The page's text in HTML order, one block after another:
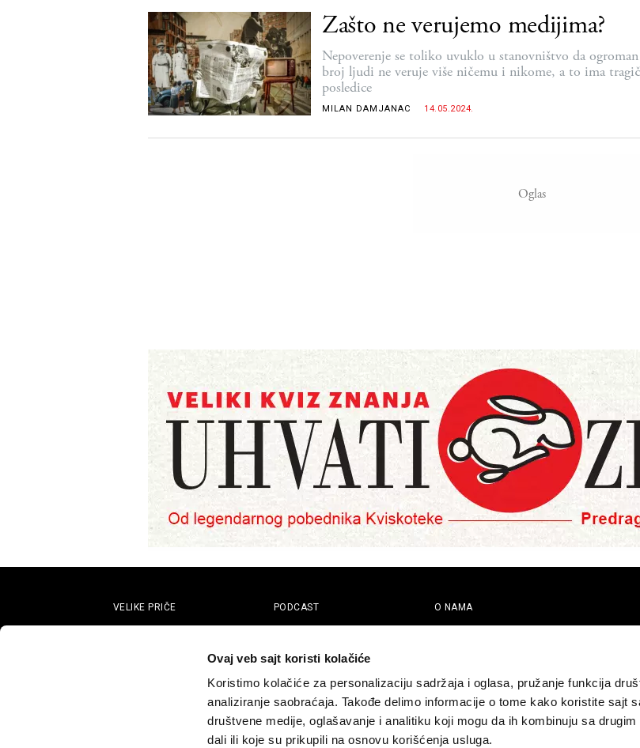
Ovaj veb sajt koristi kolačiće
Koristimo kolačiće za personalizaciju sadržaja i oglasa, pružanje funkcija
analiziranje saobraćaja. Takođe delimo informacije o tome kako koristite sajt
društvene medije, oglašavanje i analitiku koji mogu da ih kombinuju sa
dali ili koje su prikupili na osnovu korišćenja usluga.
Zašto ne verujemo medijima?
Nepoverenje se toliko uvuklo u stanovništvo da ogroman
broj ljudi ne veruje više ničemu i nikome, a to ima
posledice
MILAN DAMJANAC 14.05.2024.
VELIKE PRIČE PODCAST
Faktor 50+
O NAMA
Opšti uslovi korišćenja Politika reklamacija Cookie Policy